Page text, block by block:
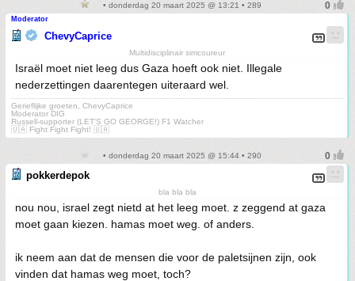
• donderdag 20 maart 2025 @ 13:21 • 289
Moderator
ChevyCaprice
Multidisciplinair simcoureur
Israël moet niet leeg dus Gaza hoeft ook niet. Illegale
nederzettingen daarentegen uiteraard wel.
Gerieflijke groeten, ChevyCaprice
Moderator DIG
Russell-supporter (LET'S GO GEORGE!) F1 Watcher
🇺🇦 Fight Fight Fight! 🇺🇦
• donderdag 20 maart 2025 @ 15:44 • 290
pokkerdepok
bla bla bla
nou nou, israel zegt nietd at het leeg moet. z zeggend at gaza
moet gaan kiezen. hamas moet weg. of anders.
ik neem aan dat de mensen die voor de paletsijnen zijn, ook
vinden dat hamas weg moet, toch?